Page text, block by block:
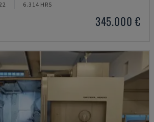
6.314 HRS
345.000 €